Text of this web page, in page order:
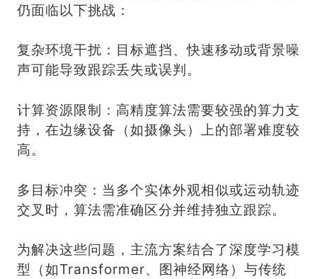
仍面临以下挑战：
复杂环境干扰：目标遮挡、快速移动或背景噪
声可能导致跟踪丢失或误判。
计算资源限制：高精度算法需要较强的算力支
持，在边缘设备（如摄像头）上的部署难度较
高。
多目标冲突：当多个实体外观相似或运动轨迹
交叉时，算法需准确区分并维持独立跟踪。
为解决这些问题，主流方案结合了深度学习模
型（如Transformer、图神经网络）与传统